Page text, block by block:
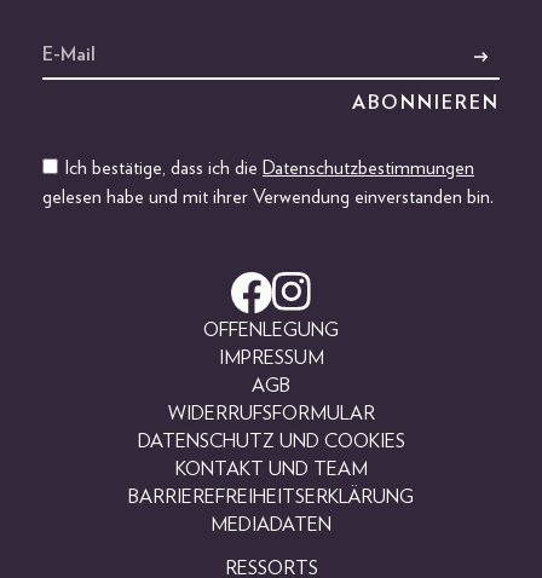
Ich bestätige, dass ich die Datenschutzbestimmungen
gelesen habe und mit ihrer Verwendung einverstanden bin.
OFFENLEGUNG
IMPRESSUM
AGB
WIDERRUFSFORMULAR
DATENSCHUTZ UND COOKIES
KONTAKT UND TEAM
BARRIEREFREIHEITSERKLÄRUNG
MEDIADATEN
RESSORTS